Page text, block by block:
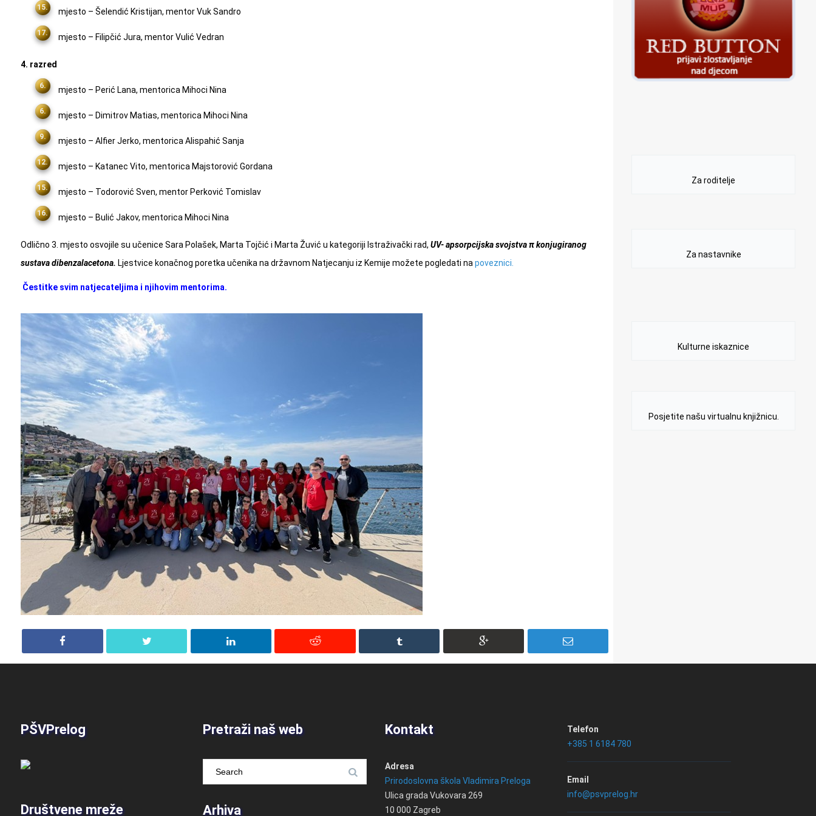
mjesto – Šelendić Kristijan, mentor Vuk Sandro
mjesto – Filipčić Jura, mentor Vulić Vedran
4. razred
mjesto – Perić Lana, mentorica Mihoci Nina
mjesto – Dimitrov Matias, mentorica Mihoci Nina
mjesto – Alfier Jerko, mentorica Alispahić Sanja
mjesto – Katanec Vito, mentorica Majstorović Gordana
mjesto – Todorović Sven, mentor Perković Tomislav
mjesto – Bulić Jakov, mentorica Mihoci Nina
Odlično 3. mjesto osvojile su učenice Sara Polašek, Marta Tojčić i Marta Žuvić u kategoriji Istraživački rad, UV- apsorpcijskasvojstva π konjugiranog
sustava dibenzalacetona. Ljestvice konačnog poretka učenika na državnom Natjecanju iz Kemije možete pogledati na poveznici.
Čestitke svim natjecateljima i njihovim mentorima.
Za roditelje
Za nastavnike
Kulturne iskaznice
Posjetite našu virtualnu knjižnicu.
PŠVPrelog
Društvene mreže
Pretraži naš web
Arhiva
Kontakt
Adresa
Prirodoslovna škola Vladimira Preloga
Ulica grada Vukovara 269
10 000 Zagreb
Telefon
+385 1 6184 780
Email
info@psvprelog.hr